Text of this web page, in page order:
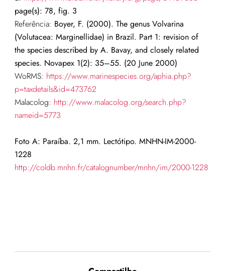
page(s): 78, fig. 3
Referência: Boyer, F. (2000). The genus Volvarina
(Volutacea: Marginellidae) in Brazil. Part 1: revision of
the species described by A. Bavay, and closely related
species. Novapex 1(2): 35–55. (20 June 2000)
WoRMS: https://www.marinespecies.org/aphia.php?
p=taxdetails&id=473762
Malacolog: http://www.malacolog.org/search.php?
nameid=5773
Foto A: Paraíba. 2,1 mm. Lectótipo. MNHN-IM-2000-
1228
http://coldb.mnhn.fr/catalognumber/mnhn/im/2000-1228